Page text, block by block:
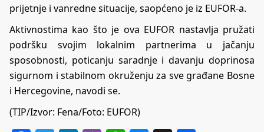
prijetnje i vanredne situacije, saopćeno je iz EUFOR-a.
Aktivnostima kao što je ova EUFOR nastavlja pružati
podršku svojim lokalnim partnerima u jačanju
sposobnosti, poticanju saradnje i davanju doprinosa
sigurnom i stabilnom okruženju za sve građane Bosne
i Hercegovine, navodi se.
(TIP/Izvor: Fena/Foto: EUFOR)